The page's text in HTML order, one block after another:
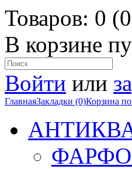
Товаров: 0
В корзине
Войти или
ГлавнаяЗакладки (0)Корзина